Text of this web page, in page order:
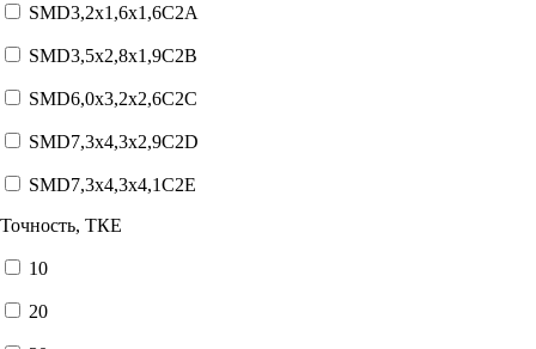
SMD3,2x1,6x1,6C2A
SMD3,5x2,8x1,9C2B
SMD6,0x3,2x2,6C2C
SMD7,3x4,3x2,9C2D
SMD7,3x4,3x4,1C2E
Точность, ТКЕ
10
20